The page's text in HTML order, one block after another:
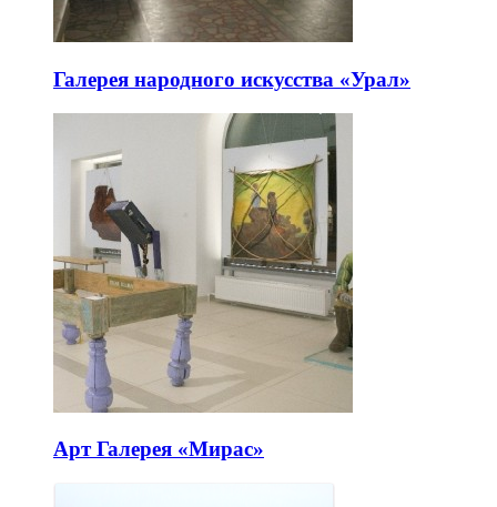
Галерея народного искусства «Урал»
Арт Галерея «Мирас»